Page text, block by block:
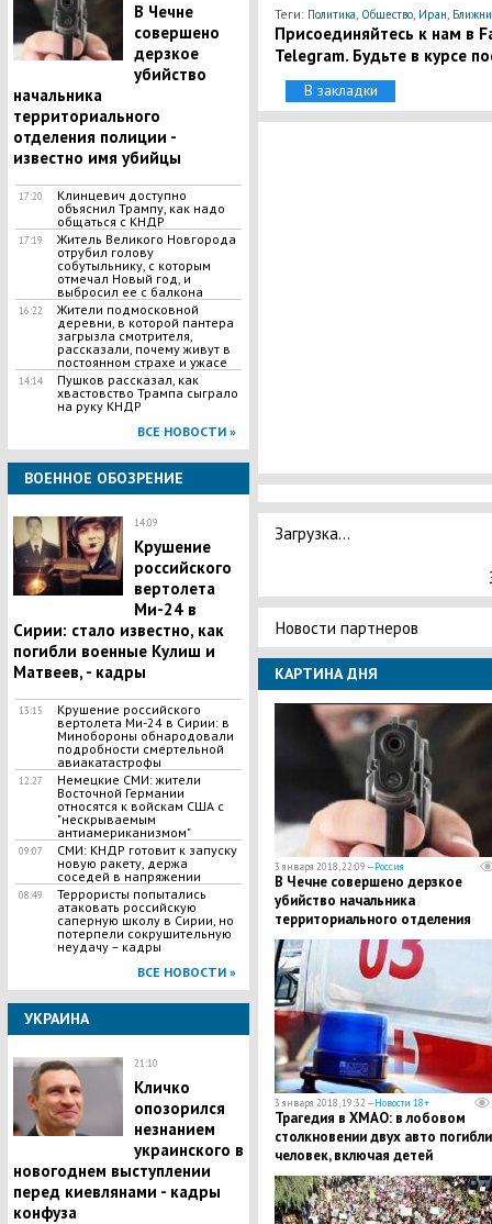
В Чечне
совершено
дерзкое
убийство
начальника
территориального
отделения полиции -
известно имя убийцы
17:20
Клинцевич доступно
объяснил Трампу, как надо
общаться с КНДР
17:19
Житель Великого Новгорода
отрубил голову
собутыльнику, с которым
отмечал Новый год, и
выбросил ее с балкона
16:22
Жители подмосковной
деревни, в которой пантера
загрызла смотрителя,
рассказали, почему живут в
постоянном страхе и ужасе
14:14
Пушков рассказал, как
хвастовство Трампа сыграло
на руку КНДР
ВСЕ НОВОСТИ »
ВОЕННОЕ ОБОЗРЕНИЕ
14:09
Крушение
российского
вертолета
Ми-24 в
Сирии: стало известно, как
погибли военные Кулиш и
Матвеев, - кадры
13:15
Крушение российского
вертолета Ми-24 в Сирии: в
Минобороны обнародовали
подробности смертельной
авиакатастрофы
12:27
Немецкие СМИ: жители
Восточной Германии
относятся к войскам США с
"нескрываемым
антиамериканизмом"
09:07
СМИ: КНДР готовит к запуску
новую ракету, держа
соседей в напряжении
08:49
​Террористы попытались
атаковать российскую
саперную школу в Сирии, но
потерпели сокрушительную
неудачу – кадры
ВСЕ НОВОСТИ »
УКРАИНА
21:10
Кличко
опозорился
незнанием
украинского в
новогоднем выступлении
перед киевлянами - кадры
конфуза
Теги: Политика Общество, Иран
Присоединяйтесь к нам в
Telegram. Будьте в курсе
В закладки
Загрузка...
Новости партнеров
КАРТИНА ДНЯ
3 января 2018, 22:09 —Россия
В Чечне совершено дерзкое
убийство начальника
территориального отделения
полиции - известно имя убийцы
3 января 2018, 19:32 —Новости 18+
Трагедия в ХМАО: в лобовом
столкновении двух авто
человек, включая детей